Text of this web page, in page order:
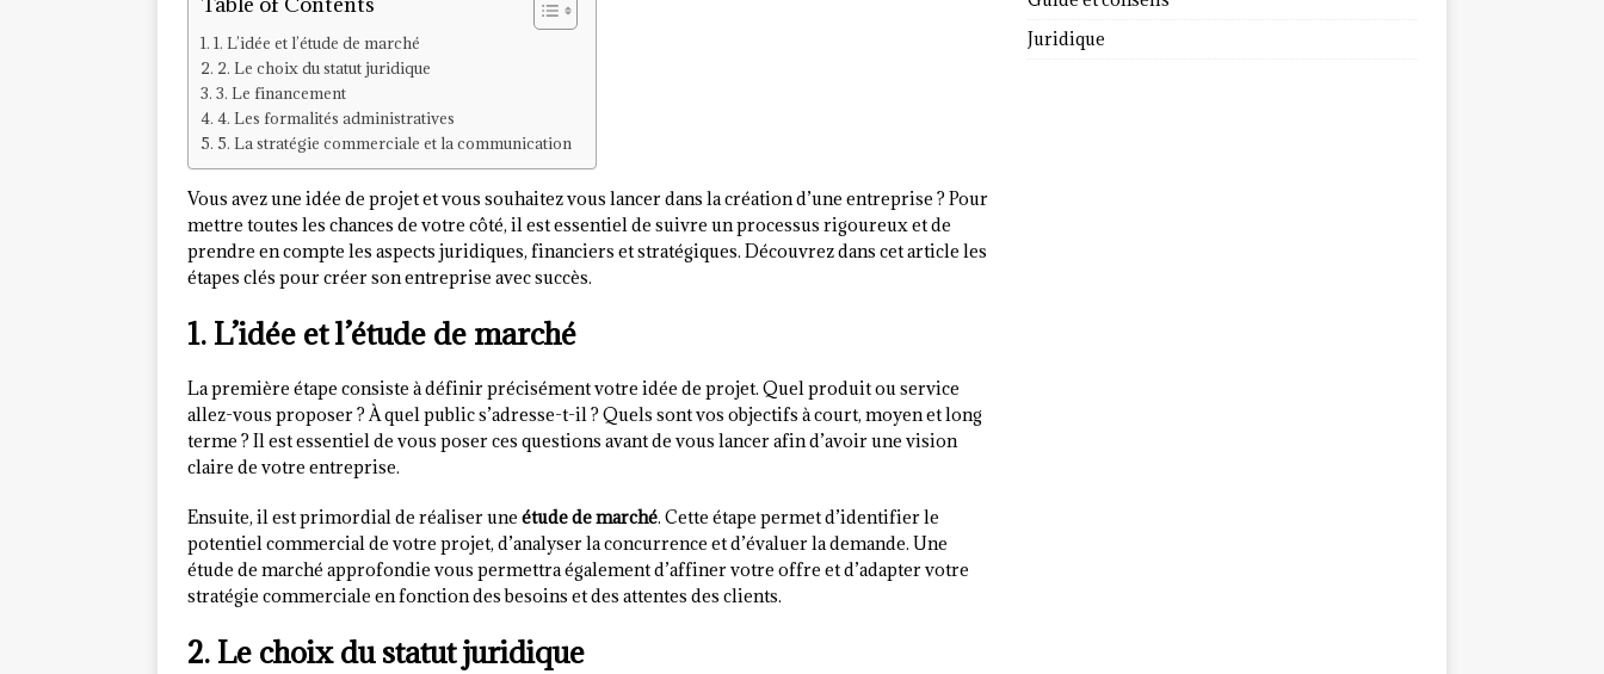
1. L’idée et l’étude de marché
2. Le choix du statut juridique
3. Le financement
4. Les formalités administratives
5. La stratégie commerciale et la communication
Vous avez une idée de projet et vous souhaitez vous lancer dans la création d’une entreprise ? Pour
mettre toutes les chances de votre côté, il est essentiel de suivre un processus rigoureux et de
prendre en compte les aspects juridiques, financiers et stratégiques. Découvrez dans cet article les
étapes clés pour créer son entreprise avec succès.
1. L’idée et l’étude de marché
La première étape consiste à définir précisément votre idée de projet. Quel produit ou service
allez-vous proposer ? À quel public s’adresse-t-il ? Quels sont vos objectifs à court, moyen et long
terme ? Il est essentiel de vous poser ces questions avant de vous lancer afin d’avoir une vision
claire de votre entreprise.
Ensuite, il est primordial de réaliser une étude de marché. Cette étape permet d’identifier le
potentiel commercial de votre projet, d’analyser la concurrence et d’évaluer la demande. Une
étude de marché approfondie vous permettra également d’affiner votre offre et d’adapter votre
stratégie commerciale en fonction des besoins et des attentes des clients.
2. Le choix du statut juridique
Juridique